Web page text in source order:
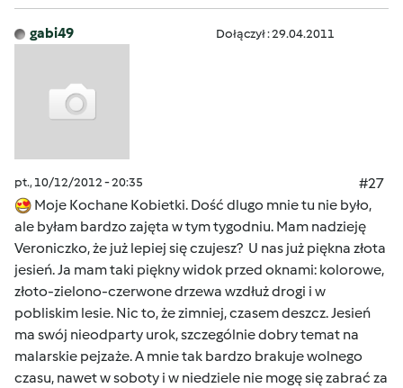
gabi49 Dołączył : 29.04.2011
pt., 10/12/2012 - 20:35
#27
Moje Kochane Kobietki. Dość dlugo mnie tu nie było,
ale byłam bardzo zajęta w tym tygodniu. Mam nadzieję
Veroniczko, że już lepiej się czujesz? U nas już piękna złota
jesień. Ja mam taki piękny widok przed oknami: kolorowe,
złoto-zielono-czerwone drzewa wzdłuż drogi i w
pobliskim lesie. Nic to, że zimniej, czasem deszcz. Jesień
ma swój nieodparty urok, szczególnie dobry temat na
malarskie pejzaże. A mnie tak bardzo brakuje wolnego
czasu, nawet w soboty i w niedziele nie mogę się zabrać za